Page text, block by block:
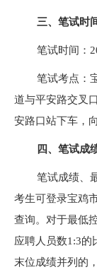
三、笔试时
笔试时间：
笔试考点：
道与平安路交叉
安路口站下车，
四、笔试成
笔试成绩、
考生可登录宝鸡
查询。对于最低
应聘人员数1:3的
末位成绩并列的